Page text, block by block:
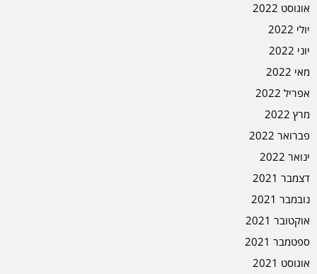
אוגוסט 2022
יולי 2022
יוני 2022
מאי 2022
אפריל 2022
מרץ 2022
פברואר 2022
ינואר 2022
דצמבר 2021
נובמבר 2021
אוקטובר 2021
ספטמבר 2021
אוגוסט 2021